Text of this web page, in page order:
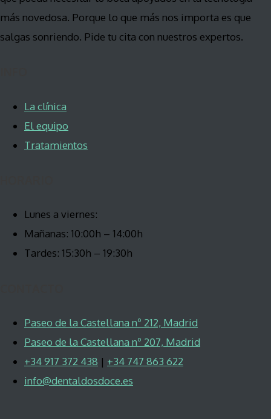
más novedosa. Porque lo que más nos importa es que
salgas sonriendo. Pide tu cita con nuestros expertos.
La clínica
El equipo
Tratamientos
Lunes a viernes:
Mañanas: 10:00h – 14:00h
Tardes: 15:30h – 19:30h
Paseo de la Castellana nº 212, Madrid
Paseo de la Castellana nº 207, Madrid
+34 917 372 438 | +34 747 863 622
info@dentaldosdoce.es